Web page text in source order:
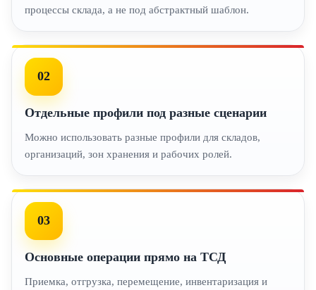
процессы склада, а не под абстрактный шаблон.
02
Отдельные профили под разные сценарии
Можно использовать разные профили для складов,
организаций, зон хранения и рабочих ролей.
03
Основные операции прямо на ТСД
Приемка, отгрузка, перемещение, инвентаризация и